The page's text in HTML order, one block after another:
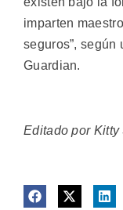
imparten
seguros”,
Guardian.
Editado por Kitty